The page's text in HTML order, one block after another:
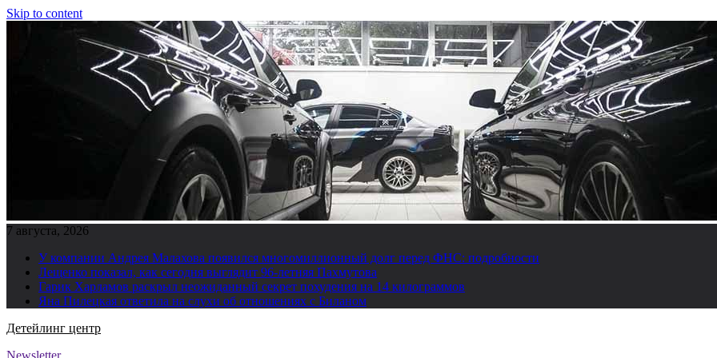
Skip to content
7 августа, 2026
У компании Андрея Малахова появился многомиллионный долг перед ФНС: подробности
Лещенко показал, как сегодня выглядит 96-летняя Пахмутова
Гарик Харламов раскрыл неожиданный секрет похудения на 14 килограммов
Яна Пилецкая ответила на слухи об отношениях с Биланом
Детейлинг центр
Newsletter